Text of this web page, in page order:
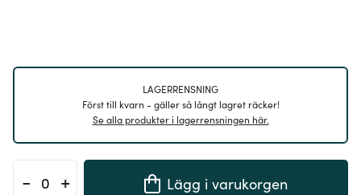
LAGERRENSNING
Först till kvarn - gäller så långt lagret räcker!
Se alla produkter i lagerrensningen här.
- + Lägg i varukorgen